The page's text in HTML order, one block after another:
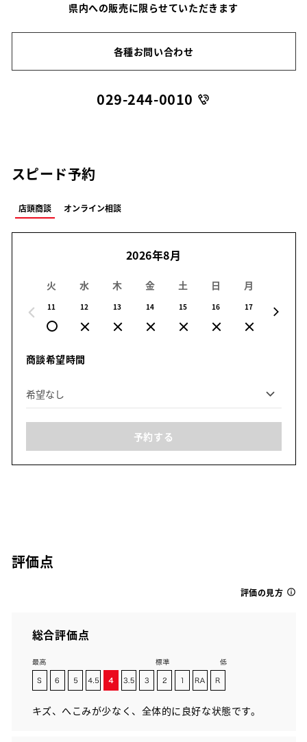
県内への販売に限らせていただきます
各種お問い合わせ
029-244-0010
スピード予約
店頭商談 オンライン相談
2026年8月
火
11
水
12
木
13
金
14
土
15
日
16
月
17
商談希望時間
予約する
評価点
評価の見方
総合評価点
キズ、へこみが少なく、全体的に良好な状態です。